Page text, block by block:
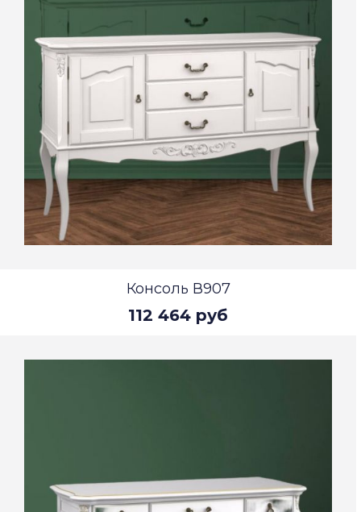
Консоль В907
112 464 руб